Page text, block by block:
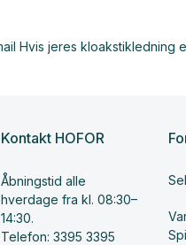
Kontakt HOFOR
Åbningstid alle
hverdage fra kl. 08:30–
14:30.
Telefon: 3395 3395